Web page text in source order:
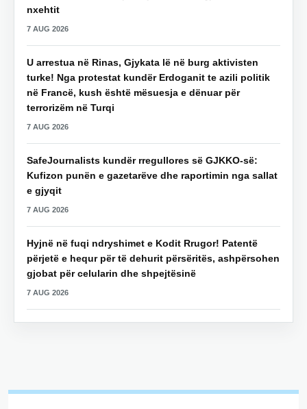
nxehtit
7 AUG 2026
U arrestua në Rinas, Gjykata lë në burg aktivisten
turke! Nga protestat kundër Erdoganit te azili politik
në Francë, kush është mësuesja e dënuar për
terrorizëm në Turqi
7 AUG 2026
SafeJournalists kundër rregullores së GJKKO-së:
Kufizon punën e gazetarëve dhe raportimin nga sallat
e gjyqit
7 AUG 2026
Hyjnë në fuqi ndryshimet e Kodit Rrugor! Patentë
përjetë e hequr për të dehurit përsëritës, ashpërsohen
gjobat për celularin dhe shpejtësinë
7 AUG 2026